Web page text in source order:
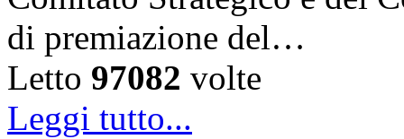
di premiazione del…
Letto 97082 volte
Leggi tutto...